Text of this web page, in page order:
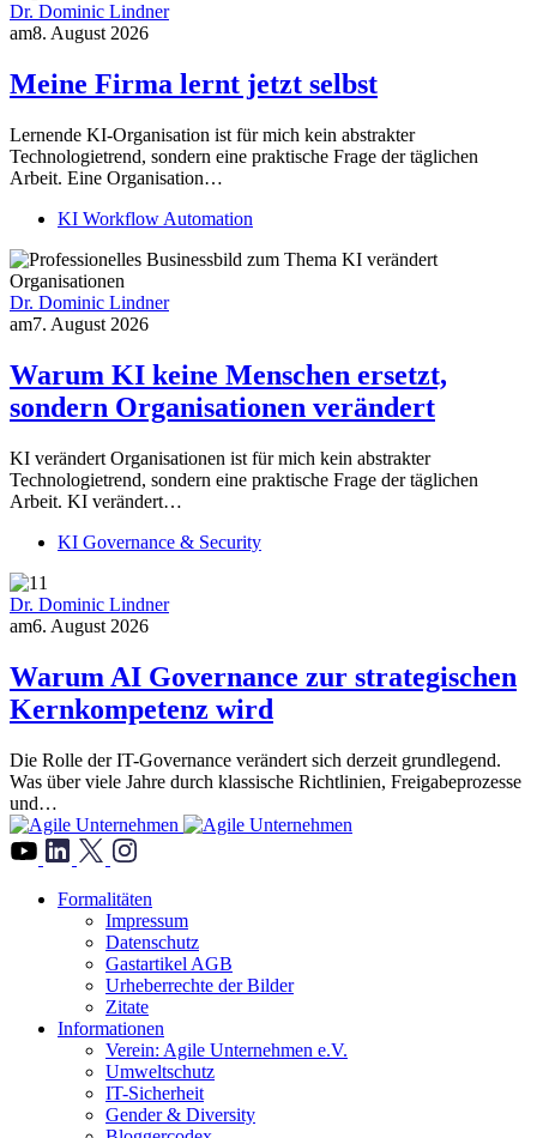
Dr. Dominic Lindner
am8. August 2026
Meine Firma lernt jetzt selbst
Lernende KI-Organisation ist für mich kein abstrakter
Technologietrend, sondern eine praktische Frage der täglichen
Arbeit. Eine Organisation…
KI Workflow Automation
Dr. Dominic Lindner
am7. August 2026
Warum KI keine Menschen ersetzt,
sondern Organisationen verändert
KI verändert Organisationen ist für mich kein abstrakter
Technologietrend, sondern eine praktische Frage der täglichen
Arbeit. KI verändert…
KI Governance & Security
Dr. Dominic Lindner
am6. August 2026
Warum AI Governance zur strategischen
Kernkompetenz wird
Die Rolle der IT-Governance verändert sich derzeit grundlegend.
Was über viele Jahre durch klassische Richtlinien, Freigabeprozesse
und…
Formalitäten
Impressum
Datenschutz
Gastartikel AGB
Urheberrechte der Bilder
Zitate
Informationen
Verein: Agile Unternehmen e.V.
Umweltschutz
IT-Sicherheit
Gender & Diversity